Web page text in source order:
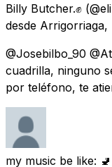
Billy Butcher.✊
desde Arrigorriaga,
@Josebilbo_90
cuadrilla, ninguno
por teléfono, te
my music be like: 🚽